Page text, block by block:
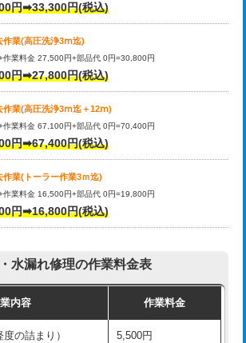
円➡33,300円(税込)
作業(高圧洗浄3ⅿ迄)
作業料金 27,500円+部品代 0円=30,800円
円➡27,800円(税込)
作業(高圧洗浄3ⅿ迄＋12ⅿ)
作業料金 67,100円+部品代 0円=70,400円
円➡67,400円(税込)
作業(トーラー作業3ｍ迄)
作業料金 16,500円+部品代 0円=19,800円
円➡16,800円(税込)
水漏れ修理の作業料金表
内容 作業料金
の詰まり） 5,500円